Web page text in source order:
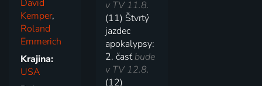
David
Kemper,
Roland
Emmerich
Krajina:
USA
v TV 11.8.
(11) Štvrtý
jazdec
apokalypsy:
2. časťbude
v TV 12.8.
(12)